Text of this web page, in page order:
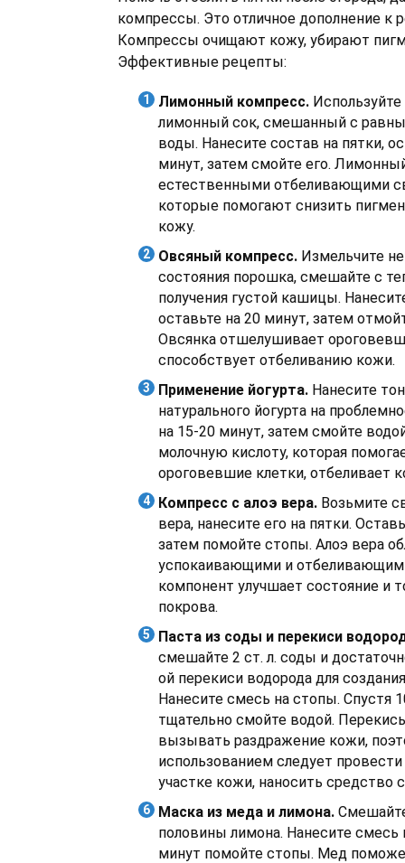
компрессы. Это отличное дополнение к
Компрессы очищают кожу, убирают
Эффективные рецепты:
Лимонный компресс.
лимонный сок, смешанный с
воды. Нанесите состав на пятки,
минут, затем смойте его.
естественными отбеливающими
которые помогают снизить
кожу.
Овсяный компресс. Измельчите
состояния порошка, смешайте с
получения густой кашицы.
оставьте на 20 минут, затем
Овсянка отшелушивает
способствует отбеливанию кожи.
Применение йогурта. Нанесите
натурального йогурта на
на 15-20 минут, затем смойте
молочную кислоту, которая
ороговевшие клетки, отбеливает
Компресс с алоэ вера. Возьмите
вера, нанесите его на пятки.
затем помойте стопы. Алоэ вера
успокаивающими и
компонент улучшает состояние и
покрова.
Паста из соды и перекиси
смешайте 2 ст. л. соды и
ой перекиси водорода для
Нанесите смесь на стопы. Спустя
тщательно смойте водой.
вызывать раздражение кожи,
использованием следует
участке кожи, наносить средство
Маска из меда и лимона.
половины лимона. Нанесите смесь
минут помойте стопы. Мед